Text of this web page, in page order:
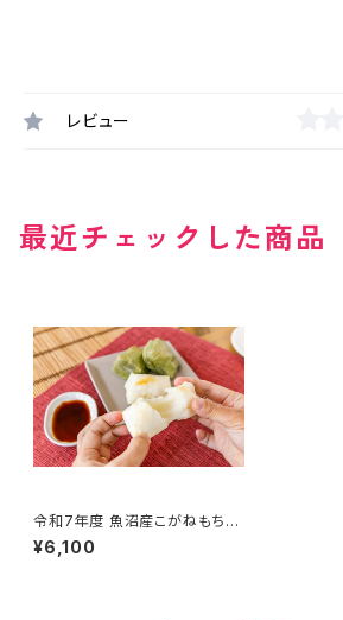
レビュー
最近チェックした商品
令和7年度 魚沼産こがねもち
『杵つき餅 2種5パック入り』 白
餅×3パック、草餅×2パック（1パ
¥6,100